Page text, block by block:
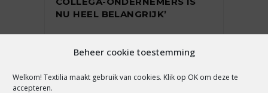
Beheer cookie toestemming
Welkom! Textilia maakt gebruik van cookies. Klik op OK om deze te
accepteren.
NU HEEL BELANGRIJK’